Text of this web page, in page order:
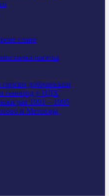
славе
насеља
српски добровољци
и геноцид у НДХ
рат 1991 – 1995
и Метохија